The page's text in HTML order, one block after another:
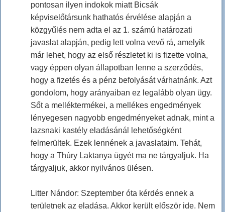
pontosan ilyen indokok miatt Bicsák
képviselőtársunk hathatós érvélése alapján a
közgyűlés nem adta el az 1. számú határozati
javaslat alapján, pedig lett volna vevő rá, amelyik
már lehet, hogy az első részletet ki is fizette volna,
vagy éppen olyan állapotban lenne a szerződés,
hogy a fizetés és a pénz befolyását várhatnánk. Azt
gondolom, hogy arányaiban ez legalább olyan ügy.
Sőt a melléktermékei, a mellékes engedmények
lényegesen nagyobb engedményeket adnak, mint a
lazsnaki kastély eladásánál lehetőségként
felmerültek. Ezek lennének a javaslataim. Tehát,
hogy a Thúry Laktanya ügyét ma ne tárgyaljuk. Ha
tárgyaljuk, akkor nyilvános ülésen.
Litter Nándor: Szeptember óta kérdés ennek a
területnek az eladása. Akkor került először ide. Nem